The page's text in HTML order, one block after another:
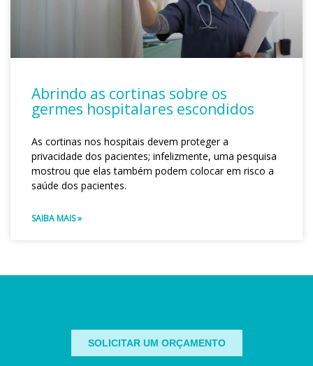
Abrindo as cortinas sobre os
germes hospitalares escondidos
As cortinas nos hospitais devem proteger a
privacidade dos pacientes; infelizmente, uma pesquisa
mostrou que elas também podem colocar em risco a
saúde dos pacientes.
SAIBA MAIS »
SOLICITAR UM ORÇAMENTO